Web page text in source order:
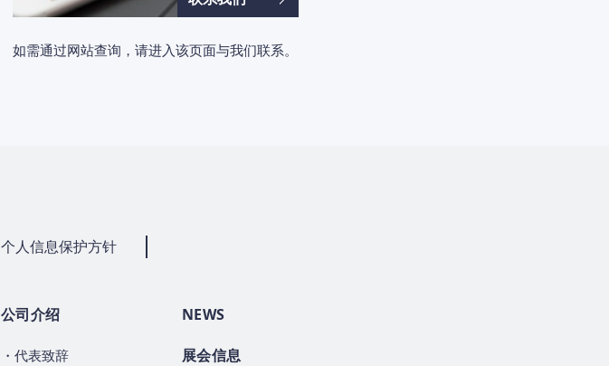
如需通过网站查询，请进入该页面与我们联系。
个人信息保护方针
公司介绍
・代表致辞
NEWS
展会信息